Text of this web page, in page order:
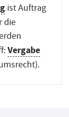
ist Auftrag
die
Vergabe